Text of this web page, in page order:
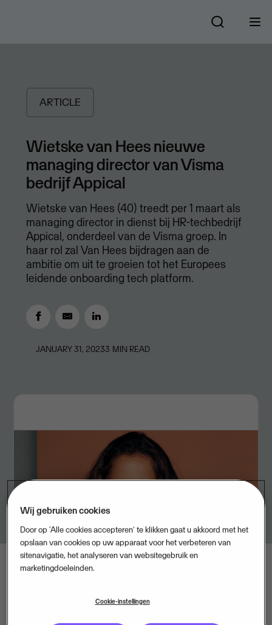
ARTICLE
Wietske van Hees nieuwe
managing director van Visma
bedrijf Appical
Wietske van Hees (40) treedt per 1 maart als
managing director in dienst bij HR-techbedrijf
Appical, onderdeel van de Visma groep. In
haar rol zal Van Hees bijdragen aan de
ambitie om uit te groeien tot het Europees
leidende onboarding tech platform.
JANUARY 31, 20233 MIN READ
Wij gebruiken cookies
Door op ‘Alle cookies accepteren’ te klikken gaat u akkoord met het
opslaan van cookies op uw apparaat voor het verbeteren van
sitenavigatie, het analyseren van websitegebruik en
marketingdoeleinden.
Cookie-instellingen